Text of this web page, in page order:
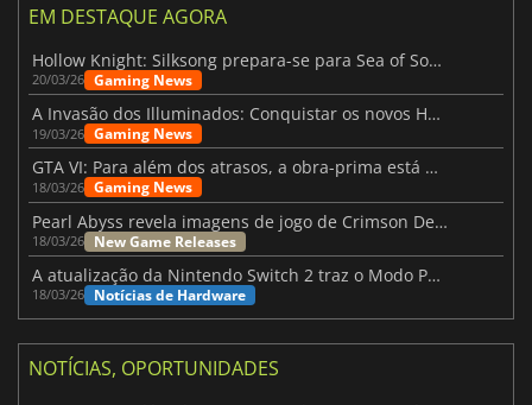
EM DESTAQUE AGORA
Hollow Knight: Silksong prepara-se para Sea of Sorrow com um patch
20/03/26 Gaming News
A Invasão dos Illuminados: Conquistar os novos Helldivers 2 Atualização!
19/03/26 Gaming News
GTA VI: Para além dos atrasos, a obra-prima está quase a chegar
18/03/26 Gaming News
Pearl Abyss revela imagens de jogo de Crimson Desert para a PS5
18/03/26 New Game Releases
A atualização da Nintendo Switch 2 traz o Modo Portátil aos jogos mais antigos da Switch
18/03/26 Notícias de Hardware
NOTÍCIAS, OPORTUNIDADES